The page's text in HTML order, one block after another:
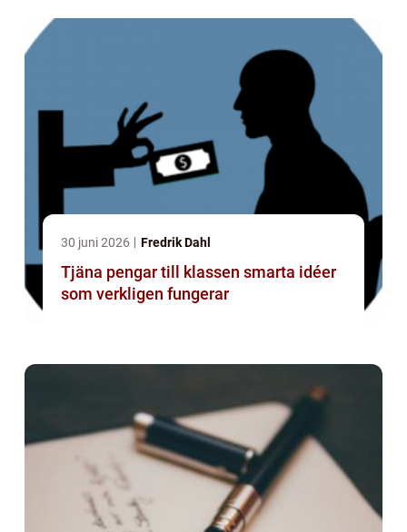
30 juni 2026 Fredrik Dahl
Tjäna pengar till klassen smarta idéer
som verkligen fungerar